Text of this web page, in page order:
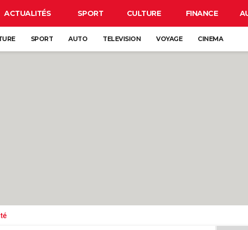
ACTUALITÉS SPORT CULTURE FINANCE
SPORT AUTO TELEVISION VOYAGE CINEMA